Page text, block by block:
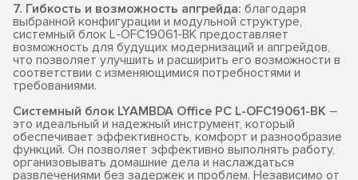
7. Гибкость и возможность апгрейда: благодаря
выбранной конфигурации и модульной структуре,
системный блок L-OFC19061-BK предоставляет
возможность для будущих модернизаций и апгрейдов,
что позволяет улучшить и расширить его возможности в
соответствии с изменяющимися потребностями и
требованиями.
Системный блок LYAMBDA Office PC L-OFC19061-BK –
это идеальный и надежный инструмент, который
обеспечивает эффективность, комфорт и разнообразие
функций. Он позволяет эффективно выполнять работу,
организовывать домашние дела и наслаждаться
развлечениями без задержек и проблем. Независимо от